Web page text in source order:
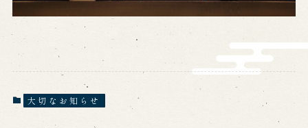
お問い合わせ
よくあるご質問
メールでお問い合わせ
お電話でお問い合わせ
大切なお知らせ